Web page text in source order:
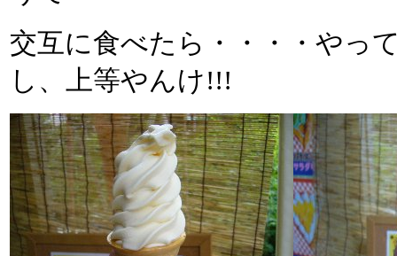
交互に食べたら・・・・やっ
し、上等やんけ!!!